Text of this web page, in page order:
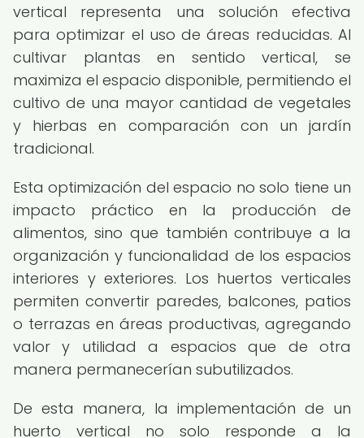
vertical representa una solución efectiva
para optimizar el uso de áreas reducidas. Al
cultivar plantas en sentido vertical, se
maximiza el espacio disponible, permitiendo el
cultivo de una mayor cantidad de vegetales
y hierbas en comparación con un jardín
tradicional.
Esta optimización del espacio no solo tiene un
impacto práctico en la producción de
alimentos, sino que también contribuye a la
organización y funcionalidad de los espacios
interiores y exteriores. Los huertos verticales
permiten convertir paredes, balcones, patios
o terrazas en áreas productivas, agregando
valor y utilidad a espacios que de otra
manera permanecerían subutilizados.
De esta manera, la implementación de un
huerto vertical no solo responde a la